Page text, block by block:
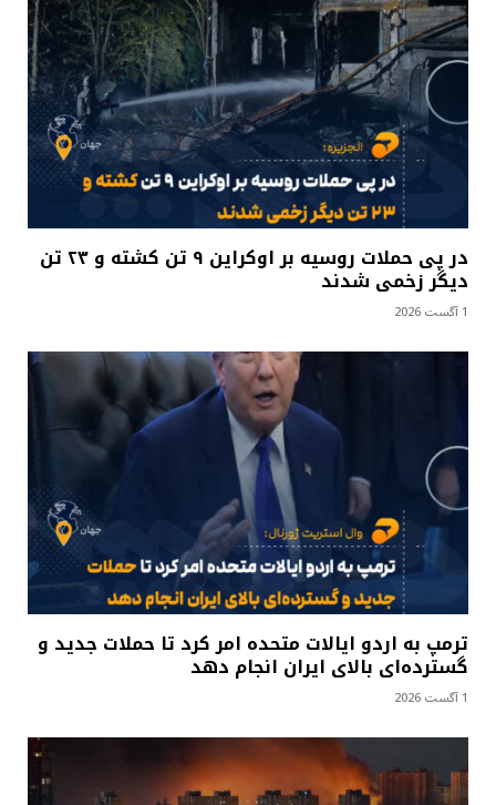
در پی حملات روسیه بر اوکراین ۹ تن کشته و ۲۳ تن
دیگر زخمی شدند
1 آگست 2026
ترمپ به اردو ایالات متحده امر کرد تا حملات جدید و
گسترده‌ای بالای ایران انجام دهد
1 آگست 2026